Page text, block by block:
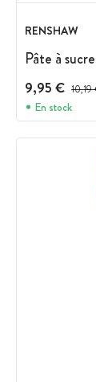
RENSHAW
Pâte à
9,95 € Prix
En stock